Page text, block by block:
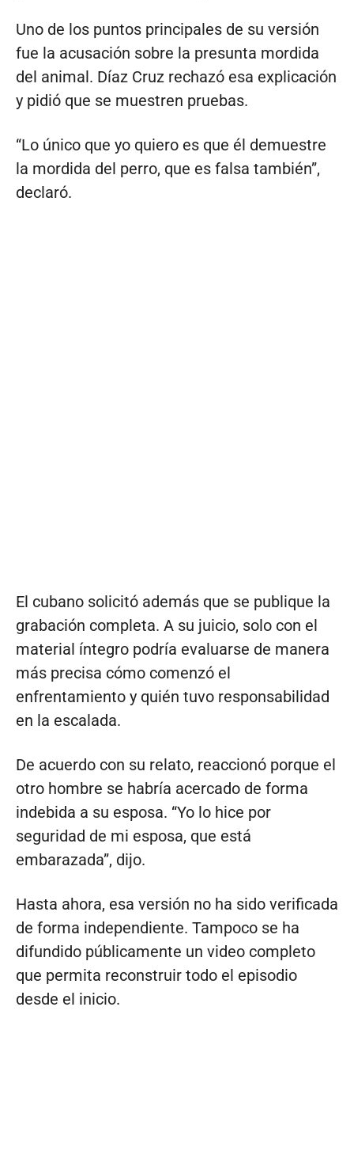
Uno de los puntos principales de su versión
fue la acusación sobre la presunta mordida
del animal. Díaz Cruz rechazó esa explicación
y pidió que se muestren pruebas.
“Lo único que yo quiero es que él demuestre
la mordida del perro, que es falsa también”,
declaró.
El cubano solicitó además que se publique la
grabación completa. A su juicio, solo con el
material íntegro podría evaluarse de manera
más precisa cómo comenzó el
enfrentamiento y quién tuvo responsabilidad
en la escalada.
De acuerdo con su relato, reaccionó porque el
otro hombre se habría acercado de forma
indebida a su esposa. “Yo lo hice por
seguridad de mi esposa, que está
embarazada”, dijo.
Hasta ahora, esa versión no ha sido verificada
de forma independiente. Tampoco se ha
difundido públicamente un video completo
que permita reconstruir todo el episodio
desde el inicio.